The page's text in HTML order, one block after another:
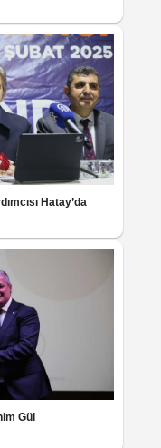
Hatay’da
Gül